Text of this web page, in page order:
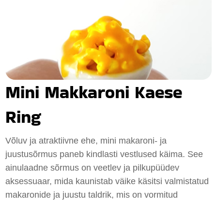
Mini Makkaroni Kaese
Ring
Võluv ja atraktiivne ehe, mini makaroni- ja
juustusõrmus paneb kindlasti vestlused käima. See
ainulaadne sõrmus on veetlev ja pilkupüüdev
aksessuaar, mida kaunistab väike käsitsi valmistatud
makaronide ja juustu taldrik, mis on vormitud